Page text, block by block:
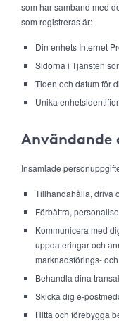
som har samband med
som registreras är:
Din enhets Internet
Sidorna i Tjänsten
Tiden och datum för
Unika
Insamlade
Tillhandahålla, driva
Förbättra,
Kommunicera med
uppdateringar och
marknadsförings-
Behandla dina
Skicka dig e-
Hitta och förebygga